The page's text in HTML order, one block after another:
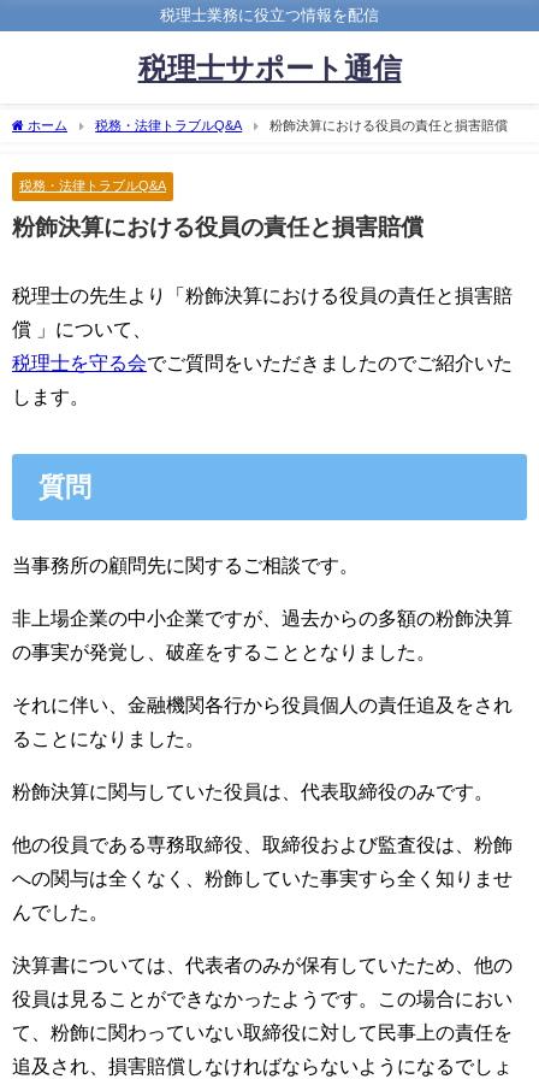
税理士業務に役立つ情報を配信
税理士サポート通信
ホーム 税務・法律トラブルQ&A 粉飾決算における役員の責任と損害賠償
税務・法律トラブルQ&A
粉飾決算における役員の責任と損害賠償
税理士の先生より「粉飾決算における役員の責任と損害賠
償 」について、
税理士を守る会でご質問をいただきましたのでご紹介いた
します。
質問
当事務所の顧問先に関するご相談です。
非上場企業の中小企業ですが、過去からの多額の粉飾決算
の事実が発覚し、破産をすることとなりました。
それに伴い、金融機関各行から役員個人の責任追及をされ
ることになりました。
粉飾決算に関与していた役員は、代表取締役のみです。
他の役員である専務取締役、取締役および監査役は、粉飾
への関与は全くなく、粉飾していた事実すら全く知りませ
んでした。
決算書については、代表者のみが保有していたため、他の
役員は見ることができなかったようです。この場合におい
て、粉飾に関わっていない取締役に対して民事上の責任を
追及され、損害賠償しなければならないようになるでしょ